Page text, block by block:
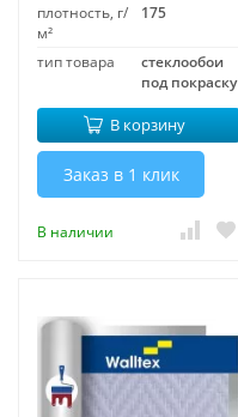
плотность, г/
м²
175
тип товара
стеклообои
под покраску
В корзину
Заказ в 1 клик
В наличии